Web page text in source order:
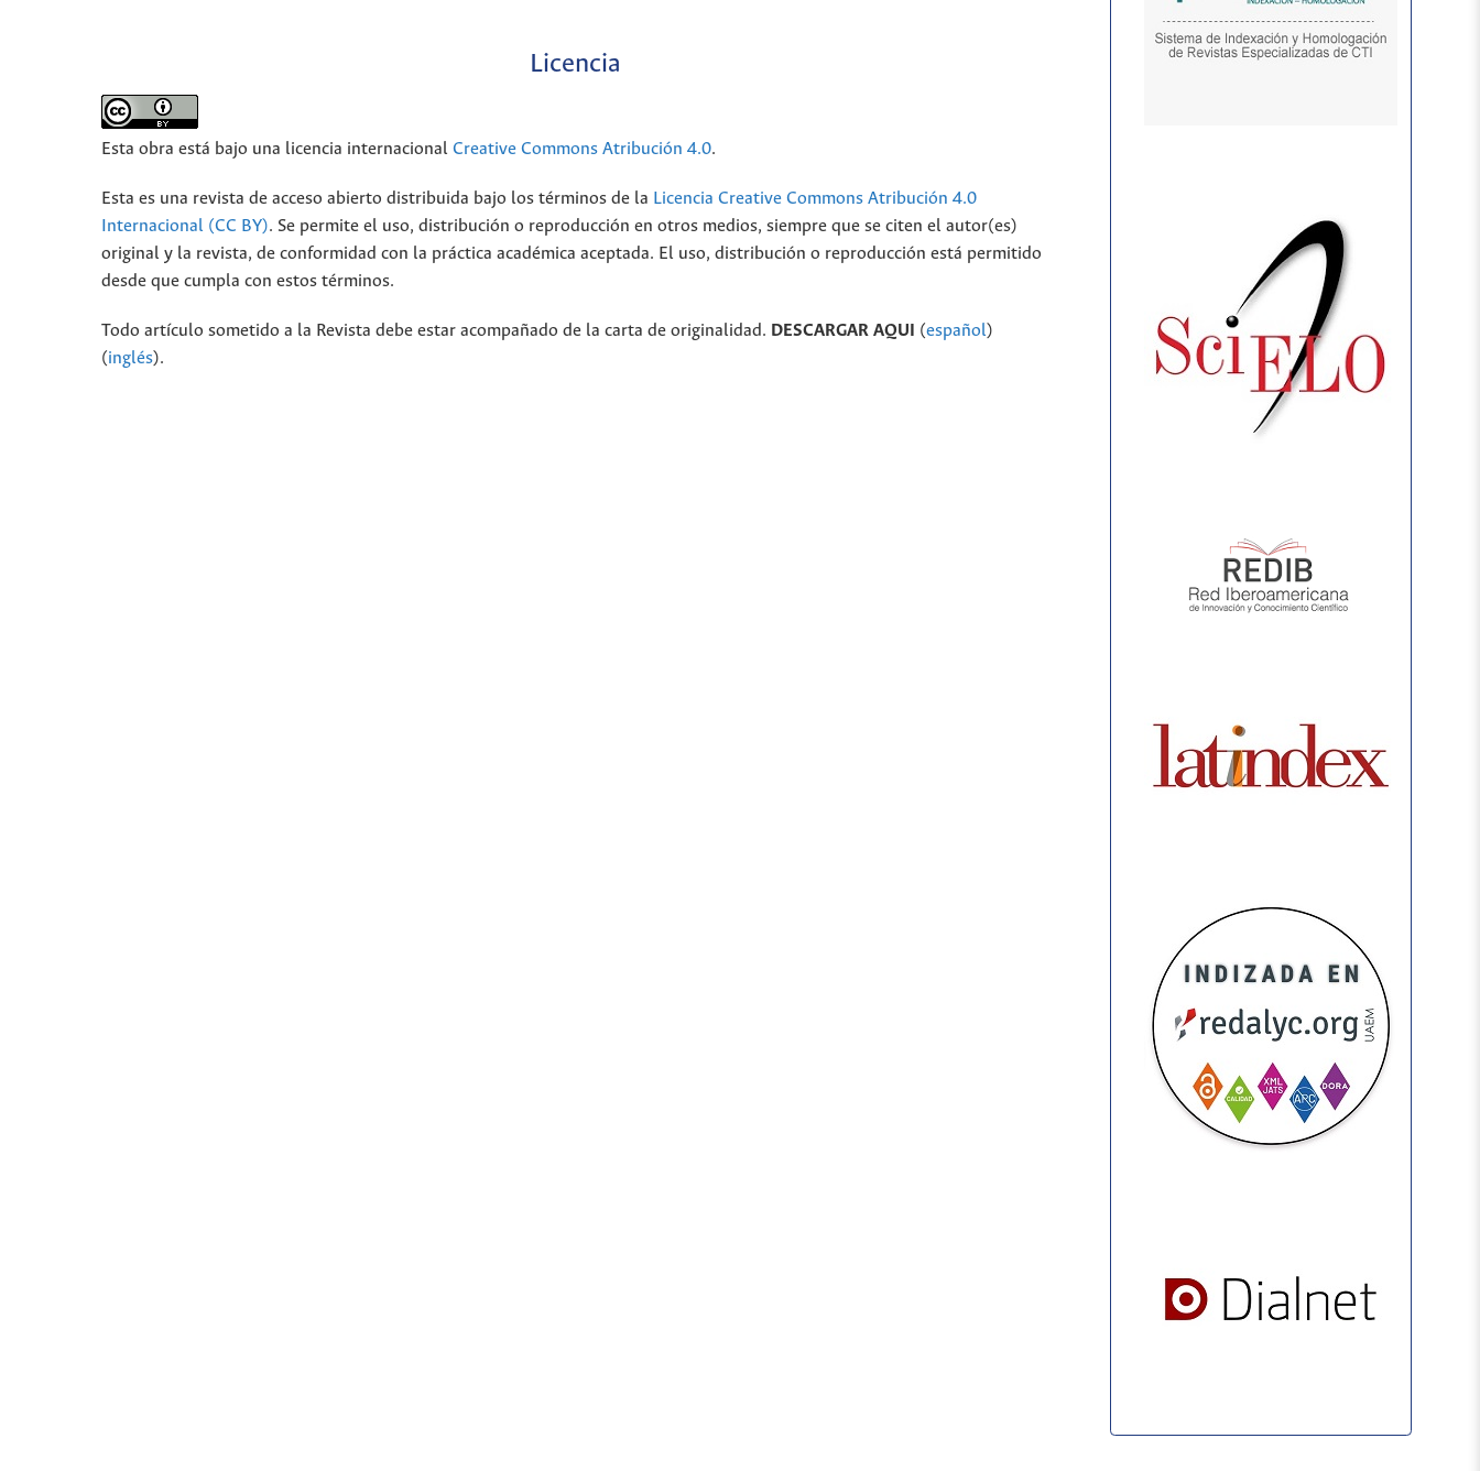
Licencia
Esta obra está bajo una licencia internacional Creative Commons Atribución 4.0.
Esta es una revista de acceso abierto distribuida bajo los términos de la Licencia Creative Commons Atribución 4.0
Internacional (CC BY). Se permite el uso, distribución o reproducción en otros medios, siempre que se citen el autor(es)
original y la revista, de conformidad con la práctica académica aceptada. El uso, distribución o reproducción está permitido
desde que cumpla con estos términos.
Todo artículo sometido a la Revista debe estar acompañado de la carta de originalidad. DESCARGAR AQUI (español)
(inglés).